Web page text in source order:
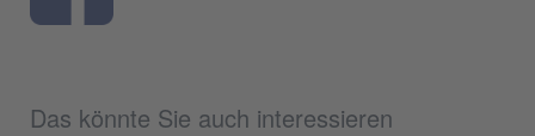
Das könnte Sie auch interessieren